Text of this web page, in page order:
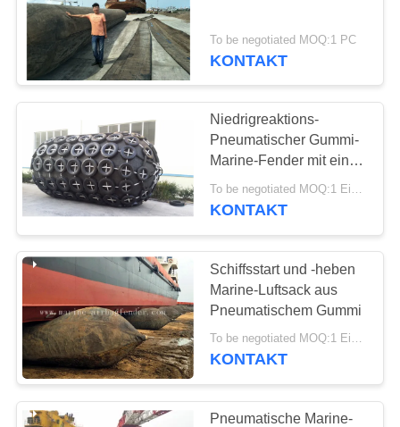
Marinegummipuffer
Marineliegeplatz-
Boje
To be negotiated MOQ:1 PC
KONTAKT
Niedrigreaktions-
Pneumatischer Gummi-
Marine-Fender mit einer
Druckkapazität von 50
kPa oder 80 kPa
To be negotiated MOQ:1 Einheit
KONTAKT
Schiffsstart und -heben
Marine-Luftsack aus
Pneumatischem Gummi
To be negotiated MOQ:1 Einheit
KONTAKT
Pneumatische Marine-